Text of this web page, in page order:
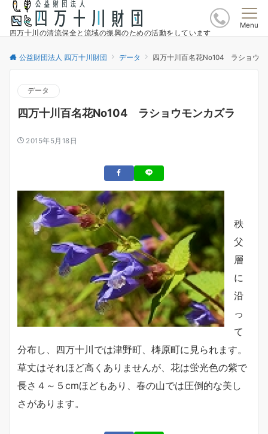
四万十川の清流保全と流域の振興のための活動をしています
Menu
公益財団法人 四万十川財団 データ 四万十川百名花No104 ラショウモ
データ
四万十川百名花No104 ラショウモンカズラ
2015年5月18日
秩
父
層
に
沿
っ
て
分布し、四万十川では津野町、梼原町に見られます。
草丈はそれほど高くありませんが、花は蛍光色の紫で
長さ４～５cmほどもあり、春の山では圧倒的な美し
さがあります。